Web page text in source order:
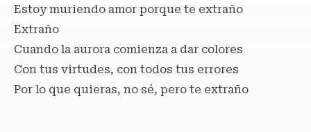
Estoy muriendo amor porque te extraño
Extraño
Cuando la aurora comienza a dar colores
Con tus virtudes, con todos tus errores
Por lo que quieras, no sé, pero te extraño